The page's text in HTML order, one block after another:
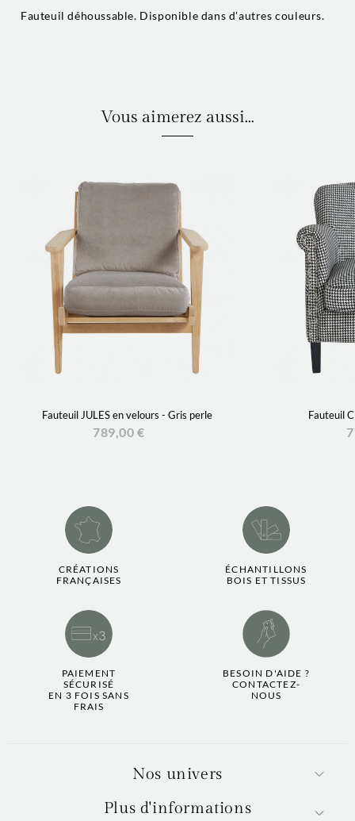
Fauteuil déhoussable. Disponible dans d'autres couleurs.
Vous aimerez aussi...
Fauteuil JULES en velours - Gris perle
789,00 €
Fauteuil
CRÉATIONS
FRANÇAISES
ÉCHANTILLONS
BOIS ET TISSUS
PAIEMENT
SÉCURISÉ
EN 3 FOIS SANS
FRAIS
BESOIN D'AIDE ?
CONTACTEZ-
NOUS
Nos univers
Plus d'informations